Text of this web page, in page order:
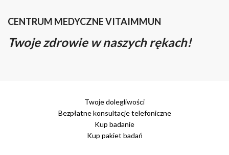
CENTRUM MEDYCZNE VITAIMMUN
Twoje zdrowie w naszych rękach!
Twoje dolegliwości
Bezpłatne konsultacje telefoniczne
Kup badanie
Kup pakiet badań